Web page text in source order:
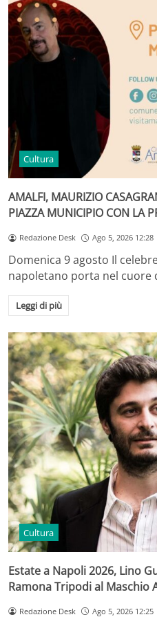
Cultura
AMALFI, MAURIZIO
PIAZZA MUNICIPIO CON LA
Redazione Desk Ago 5, 2026 12:28
Domenica 9 agosto Il
napoletano porta nel cuore
Leggi di più
Cultura
Estate a Napoli 2026, Lino
Ramona Tripodi al Maschio
Redazione Desk Ago 5, 2026 12:25